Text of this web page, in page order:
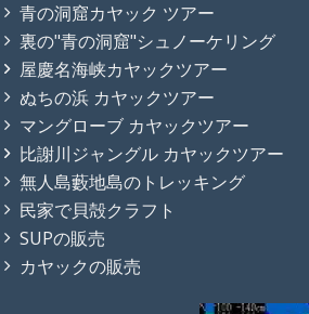
青の洞窟カヤック ツアー
裏の"青の洞窟"シュノーケリング
屋慶名海峡カヤックツアー
ぬちの浜 カヤックツアー
マングローブ カヤックツアー
比謝川ジャングル カヤックツアー
無人島藪地島のトレッキング
民家で貝殻クラフト
SUPの販売
カヤックの販売